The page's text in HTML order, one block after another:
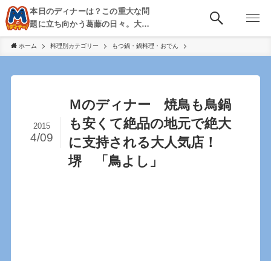
本日のディナーは？この重大な問
題に立ち向かう葛藤の日々。大
阪・京都・神戸を中心とした食べ
歩き、飲み歩きを綴る。
ホーム 料理別カテゴリー もつ鍋・鍋料理・おでん
Ｍのディナー 焼鳥も鳥鍋
も安くて絶品の地元で絶大
に支持される大人気店！
堺 「鳥よし」
2015
4/09